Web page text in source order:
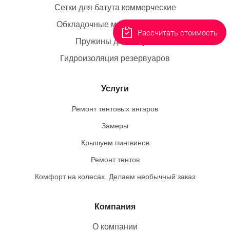
Сетки для батута коммерческие
Обкладочные маты для батута
Пружины для батута
Гидроизоляция резервуаров
Услуги
Ремонт тентовых ангаров
Замеры
Крышуем пингвинов
Ремонт тентов
Комфорт на колесах. Делаем необычный заказ
Компания
О компании
Рассчитать стоимость